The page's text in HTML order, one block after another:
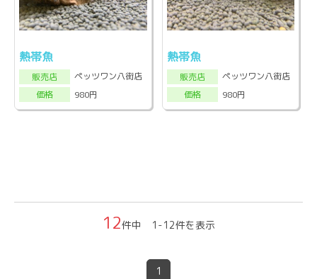
熱帯魚
販売店
ペッツワン八街店
価格
980円
熱帯魚
販売店
ペッツワン八街店
価格
980円
12件中 1-12件を表示
1